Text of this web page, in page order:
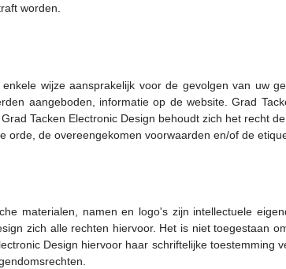
worden.
wijze aansprakelijk voor de gevolgen van uw
aangeboden, informatie op de website. Grad
Tacken Electronic Design behoudt zich het recht
de overeengekomen voorwaarden en/of de
materialen, namen en logo's zijn intellectuele
zich alle rechten hiervoor. Het is niet toegestaan
Design hiervoor haar schriftelijke toestemming